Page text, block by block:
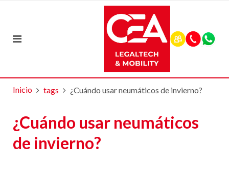
Inicio tags ¿Cuándo usar neumáticos de invierno?
¿Cuándo usar neumáticos
de invierno?